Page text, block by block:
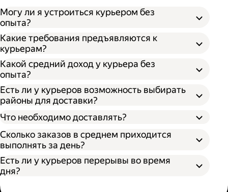
Могу ли я устроиться курьером без
опыта?
Какие требования предъявляются к
курьерам?
Какой средний доход у курьера без
опыта?
Есть ли у курьеров возможность выбирать
районы для доставки?
Что необходимо доставлять?
Сколько заказов в среднем приходится
выполнять за день?
Есть ли у курьеров перерывы во время
дня?